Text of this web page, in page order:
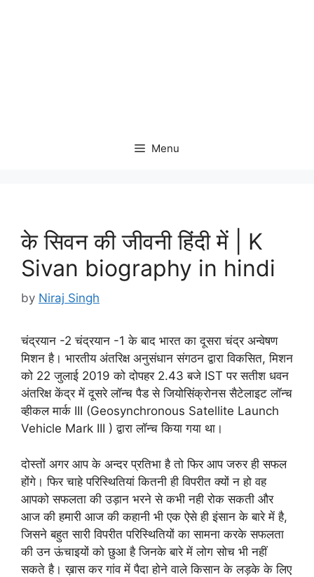
Menu
के सिवन की जीवनी हिंदी में | K
Sivan biography in hindi
by Niraj Singh
चंद्रयान -2 चंद्रयान -1 के बाद भारत का दूसरा चंद्र अन्वेषण
मिशन है। भारतीय अंतरिक्ष अनुसंधान संगठन द्वारा विकसित, मिशन
को 22 जुलाई 2019 को दोपहर 2.43 बजे IST पर सतीश धवन
अंतरिक्ष केंद्र में दूसरे लॉन्च पैड से जियोसिंक्रोनस सैटेलाइट लॉन्च
व्हीकल मार्क III (Geosynchronous Satellite Launch
Vehicle Mark III ) द्वारा लॉन्च किया गया था।
दोस्तों अगर आप के अन्दर प्रतिभा है तो फिर आप जरुर ही सफल
होंगे। फिर चाहे परिस्थितियां कितनी ही विपरीत क्यों न हो वह
आपको सफलता की उड़ान भरने से कभी नही रोक सकती और
आज की हमारी आज की कहानी भी एक ऐसे ही इंसान के बारे में है,
जिसने बहुत सारी विपरीत परिस्थितियों का सामना करके सफलता
की उन ऊंचाइयों को छुआ है जिनके बारे में लोग सोच भी नहीं
सकते है। ख़ास कर गांव में पैदा होने वाले किसान के लड़के के लिए